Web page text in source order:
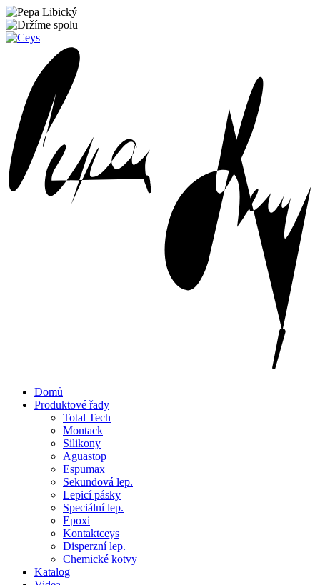
Domů
Produktové řady
Total Tech
Montack
Silikony
Aguastop
Espumax
Sekundová lep.
Lepicí pásky
Speciální lep.
Epoxi
Kontaktceys
Disperzní lep.
Chemické kotvy
Katalog